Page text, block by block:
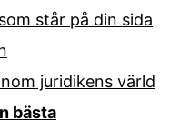
står på din sida
juridikens värld
bästa